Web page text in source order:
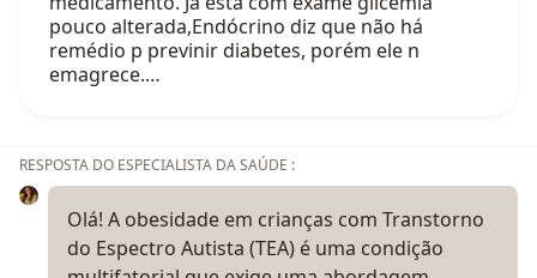
pouco alterada,Endócrino diz que não há
remédio p previnir diabetes, porém ele n
emagrece.…
RESPOSTA DO ESPECIALISTA DA SAÚDE :
Olá! A obesidade em crianças com Transtorno
do Espectro Autista (TEA) é uma condição